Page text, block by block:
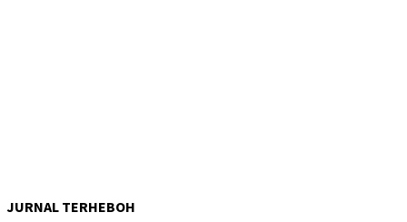
JURNAL TERHEBOH